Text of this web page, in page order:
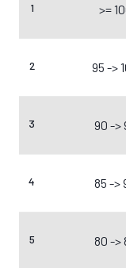
1 >=
2 95 ->
3 90 ->
4 85 ->
5 80 ->